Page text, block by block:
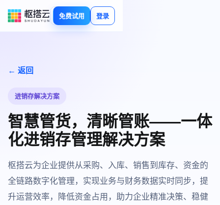
免费试用 登录
← 返回
进销存解决方案
智慧管货，清晰管账——一体
化进销存管理解决方案
枢搭云为企业提供从采购、入库、销售到库存、资金的
全链路数字化管理，实现业务与财务数据实时同步，提
升运营效率，降低资金占用，助力企业精准决策、稳健